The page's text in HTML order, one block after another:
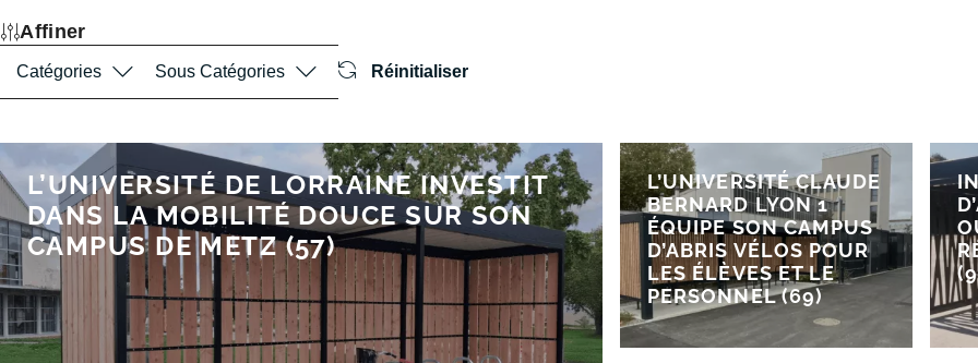
Affiner
Catégories Sous Catégories Réinitialiser
L’UNIVERSITÉ DE LORRAINE INVESTIT
DANS LA MOBILITÉ DOUCE SUR SON
CAMPUS DE METZ (57)
L’UNIVERSITÉ CLAUDE
BERNARD LYON 1
ÉQUIPE SON CAMPUS
D’ABRIS VÉLOS POUR
LES ÉLÈVES ET LE
PERSONNEL (69)